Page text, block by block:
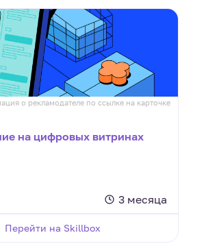
о рекламодателе по ссылке на карточке
на цифровых витринах
3 месяца
Перейти на Skillbox